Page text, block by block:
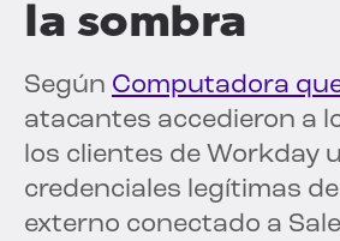
la sombra
Según Computadora
atacantes accedieron a
los clientes de Workday
credenciales legítimas
externo conectado a